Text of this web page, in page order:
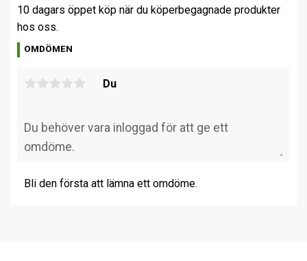
10 dagars öppet köp när du köperbegagnade produkter
hos oss.
OMDÖMEN
Du
Bli den första att lämna ett omdöme.